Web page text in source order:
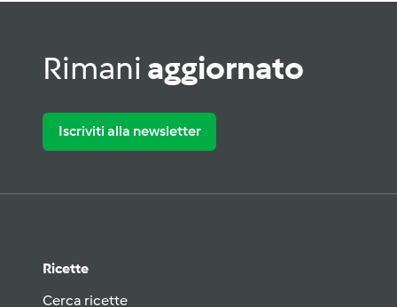
Rimani aggiornato
Iscriviti alla newsletter
Ricette
Cerca ricette